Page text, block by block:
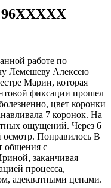
работе по
Лемешеву Алексею
Марии, которая
фиксации прошел
цвет коронки​
7 коронок. На
ощущений. Через 6
осмотр. Понравилось В
общения с
заканчивая
процесса,
адекватными ценами.